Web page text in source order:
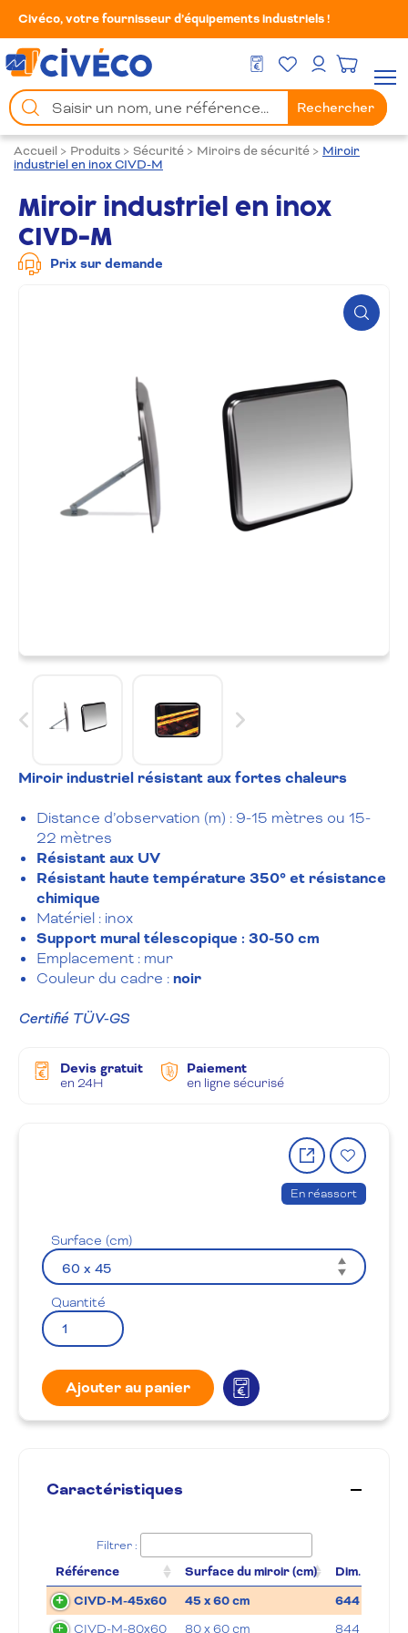
Civéco, votre fournisseur d’équipements industriels !
DEVIS GRATUIT
Mes FavorisMon compte
Chercher
un
produit
Rechercher
Accueil > Produits > Sécurité > Miroirs de sécurité > Miroir
industriel en inox CIVD-M
Miroir industriel en inox
CIVD-M
Prix sur demande
Zoom
Miroir industriel résistant aux fortes chaleurs
Distance d’observation (m) : 9-15 mètres ou 15-
22 mètres
Résistant aux UV
Résistant haute température 350° et résistance
chimique
Matériel : inox
Support mural télescopique : 30-50 cm
Emplacement : mur
Couleur du cadre :noir
Certifié TÜV-GS
Devis gratuit
en 24H
Paiement
en ligne sécurisé
Partager
le
produit
à
la
En réassort
Surface (cm)
Quantité
Ajouter au panier
Caractéristiques
Filtrer :
Référence Surface du miroir (cm)
Dim. (Lxpxh
CIVD-M-45x60
45 x 60 cm 644 x 50 x
CIVD-M-80x60 80 x 60 cm 844 x 60 x